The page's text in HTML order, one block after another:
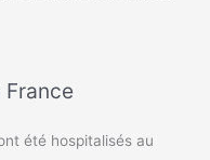
été hospitalisés au